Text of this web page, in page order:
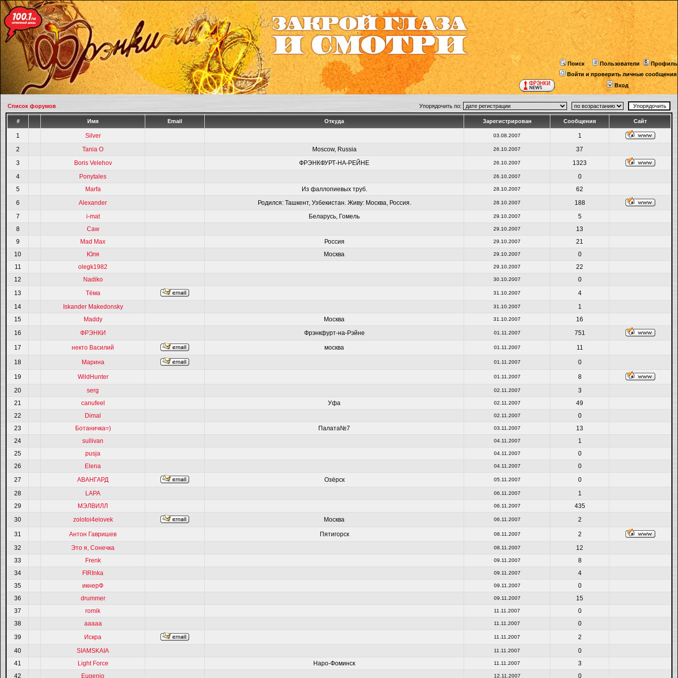
Поиск Пользователи
Профиль
Войти и проверить личные сообщения
Вход
Список форумов Упорядочить по:
# Имя Email Откуда Зарегистрирован Сообщения Сайт
1 Silver 03.08.2007
1
2
Tania O Moscow, Russia 26.10.2007
37
3
Boris Velehov ФРЭНКФУРТ-НА-РЕЙНЕ 26.10.2007
1323
4
Ponytales 26.10.2007
0
5
Marfa Из фаллопиевых труб. 28.10.2007
62
6
Alexander Родился: Ташкент, Узбекистан. Живу: Москва, Россия. 28.10.2007
188
7
i-mat Беларусь, Гомель 29.10.2007
5
8
Caw 29.10.2007
13
9
Mad Max Россия 29.10.2007
21
10
Юля Москва 29.10.2007
0
11
olegk1982 29.10.2007
22
12
Nadiko 30.10.2007
0
13
Тёма 31.10.2007
4
14
Iskander Makedonsky 31.10.2007
1
15
Maddy Москва 31.10.2007
16
16
ФРЭНКИ Фрэнкфурт-на-Рэйне 01.11.2007 751
17 некто Василий москва 01.11.2007 11
18 Марина 01.11.2007 0
19 WildHunter 01.11.2007
8
20
serg 02.11.2007
3
21
canufeel Уфа 02.11.2007
49
22
Dimal 02.11.2007
0
23
Ботаничка=) Палата№7 03.11.2007
13
24
sullivan 04.11.2007
1
25
pusja 04.11.2007
0
26
Elena 04.11.2007
0
27
АВАНГАРД Озёрск 05.11.2007
0
28
LAPA 06.11.2007
1
29
МЭЛВИЛЛ 06.11.2007
435
30
zolotoi4elovek Москва 06.11.2007 2
31 Антон Гавришев Пятигорск 08.11.2007
2
32
Это я, Сонечка 08.11.2007
12
33
Frenk 09.11.2007
8
34
FIRInka 09.11.2007
4
35
икнерФ 09.11.2007
0
36
drummer 09.11.2007
15
37
romik 11.11.2007
0
38
ааааа 11.11.2007
0
39
Искра 11.11.2007
2
40
SIAMSKAIA 11.11.2007
0
41
Light Force Наро-Фоминск 11.11.2007
3
42
Eugenio 12.11.2007 0